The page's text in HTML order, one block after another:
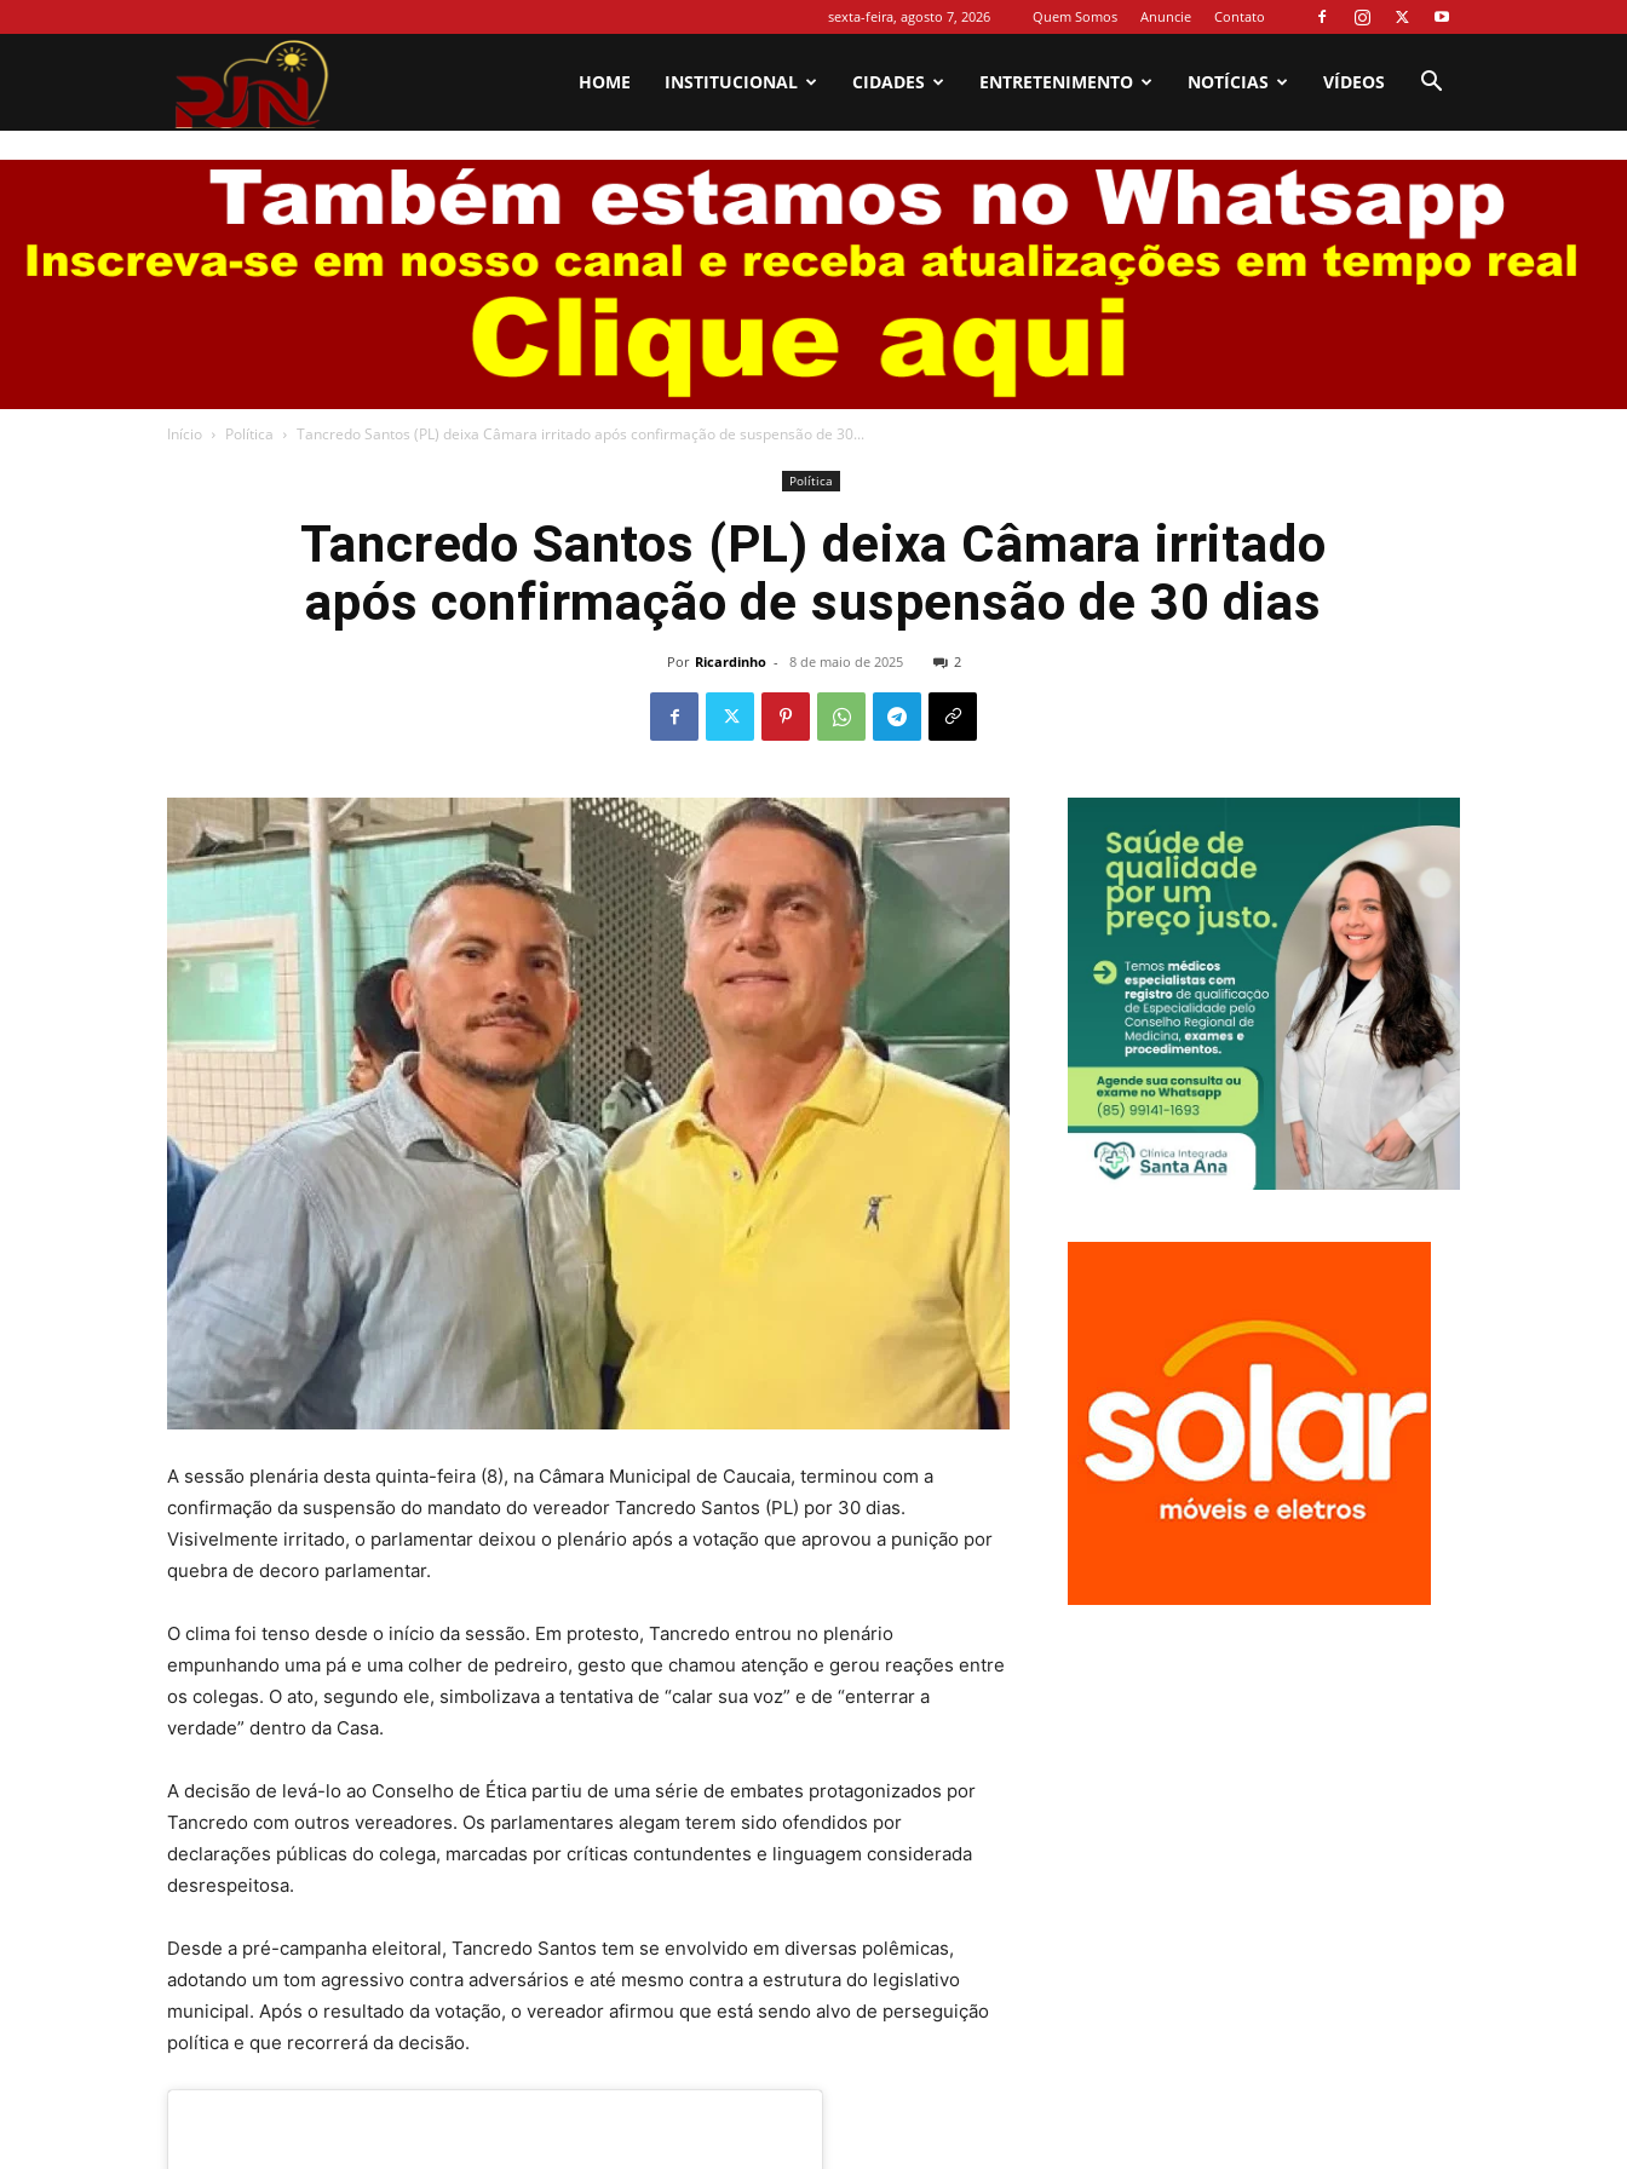
sexta-feira, agosto 7, 2026 Quem Somos Anuncie Contato
Jurema
News
HOME INSTITUCIONAL CIDADES ENTRETENIMENTO NOTÍCIAS VÍDEOS
Início Política Tancredo Santos (PL) deixa Câmara irritado após confirmação de suspensão de 30...
Política
Tancredo Santos (PL) deixa Câmara irritado
após confirmação de suspensão de 30 dias
Por Ricardinho - 8 de maio de 2025 2
A sessão plenária desta quinta-feira (8), na Câmara Municipal de Caucaia, terminou com a
confirmação da suspensão do mandato do vereador Tancredo Santos (PL) por 30 dias.
Visivelmente irritado, o parlamentar deixou o plenário após a votação que aprovou a punição por
quebra de decoro parlamentar.
O clima foi tenso desde o início da sessão. Em protesto, Tancredo entrou no plenário
empunhando uma pá e uma colher de pedreiro, gesto que chamou atenção e gerou reações entre
os colegas. O ato, segundo ele, simbolizava a tentativa de “calar sua voz” e de “enterrar a
verdade” dentro da Casa.
A decisão de levá-lo ao Conselho de Ética partiu de uma série de embates protagonizados por
Tancredo com outros vereadores. Os parlamentares alegam terem sido ofendidos por
declarações públicas do colega, marcadas por críticas contundentes e linguagem considerada
desrespeitosa.
Desde a pré-campanha eleitoral, Tancredo Santos tem se envolvido em diversas polêmicas,
adotando um tom agressivo contra adversários e até mesmo contra a estrutura do legislativo
municipal. Após o resultado da votação, o vereador afirmou que está sendo alvo de perseguição
política e que recorrerá da decisão.